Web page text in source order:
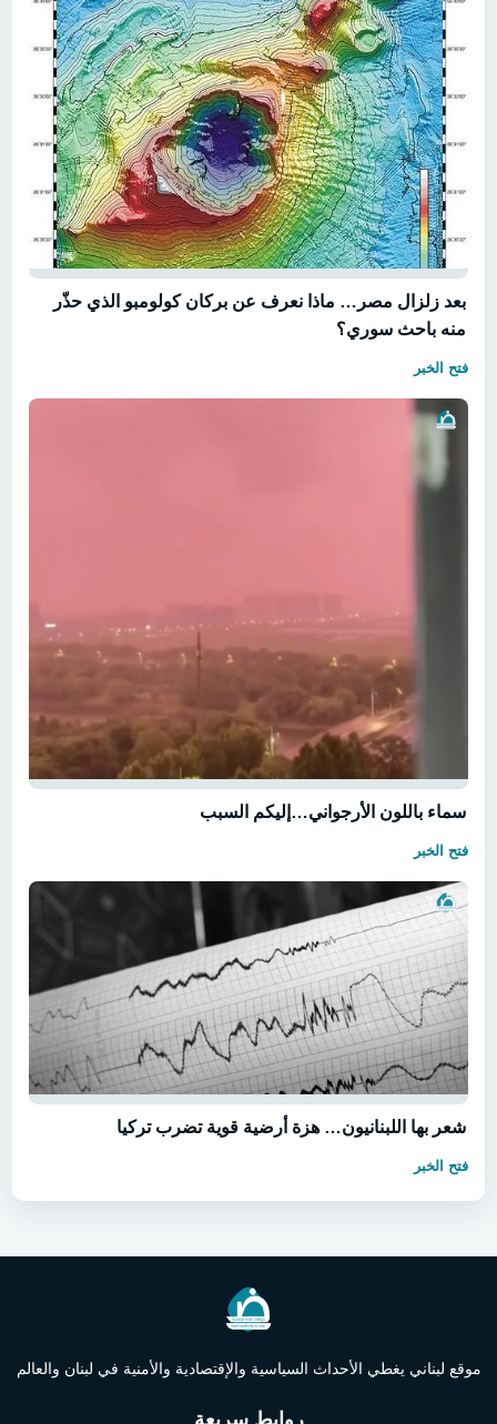
بعد زلزال مصر… ماذا نعرف عن بركان كولومبو الذي حذّر
منه باحث سوري؟
فتح الخبر
سماء باللون الأرجواني…إليكم السبب
فتح الخبر
شعر بها اللبنانيون… هزة أرضية قوية تضرب تركيا
فتح الخبر
موقع لبناني يغطي الأحداث السياسية والإقتصادية والأمنية في لبنان والعالم